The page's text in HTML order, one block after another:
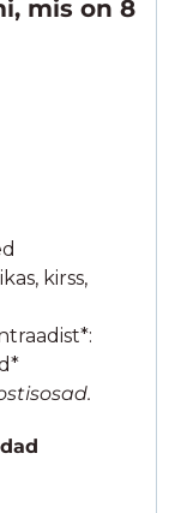
mis on 8
kirss,